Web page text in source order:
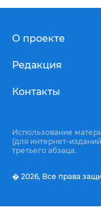
О проекте
Редакция
Контакты
Использование
(для интернет-
третьего абзаца.
� 2026, Все права